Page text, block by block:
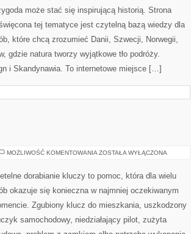
może stać się inspirującą historią. Strona
tej tematyce jest czytelną bazą wiedzy dla
które chcą zrozumieć Danii, Szwecji, Norwegii,
gdzie natura tworzy wyjątkowe tło podróży.
i Skandynawia. To internetowe miejsce […]
MOŻLIWOŚĆ KOMENTOWANIA PRAWO
ZOSTAŁA WYŁĄCZONA
dorabianie kluczy to pomoc, która dla wielu
okazuje się konieczna w najmniej oczekiwanym
Zgubiony klucz do mieszkania, uszkodzony
samochodowy, niedziałający pilot, zużyta